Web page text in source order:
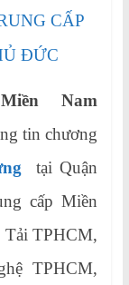
CẤP
ĐỨC
Nam
tin chương
tại Quận
cấp Miền
TPHCM,
TPHCM,